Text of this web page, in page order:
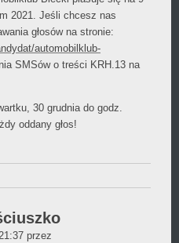
2021. Jeśli chcesz nas
głosów na stronie:
automobilklub-
SMSów o treści KRH.13 na
30 grudnia do godz.
oddany głos!
przez